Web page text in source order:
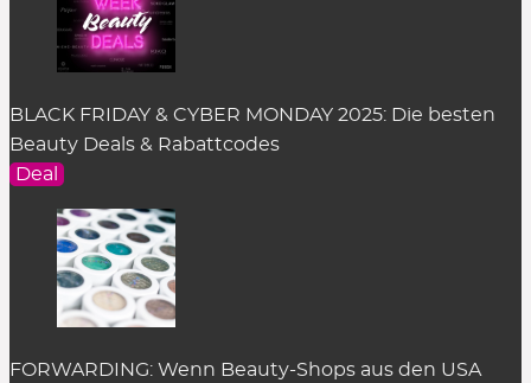
BLACK FRIDAY & CYBER MONDAY 2025: Die besten
Beauty Deals & Rabattcodes
Deal
FORWARDING: Wenn Beauty-Shops aus den USA